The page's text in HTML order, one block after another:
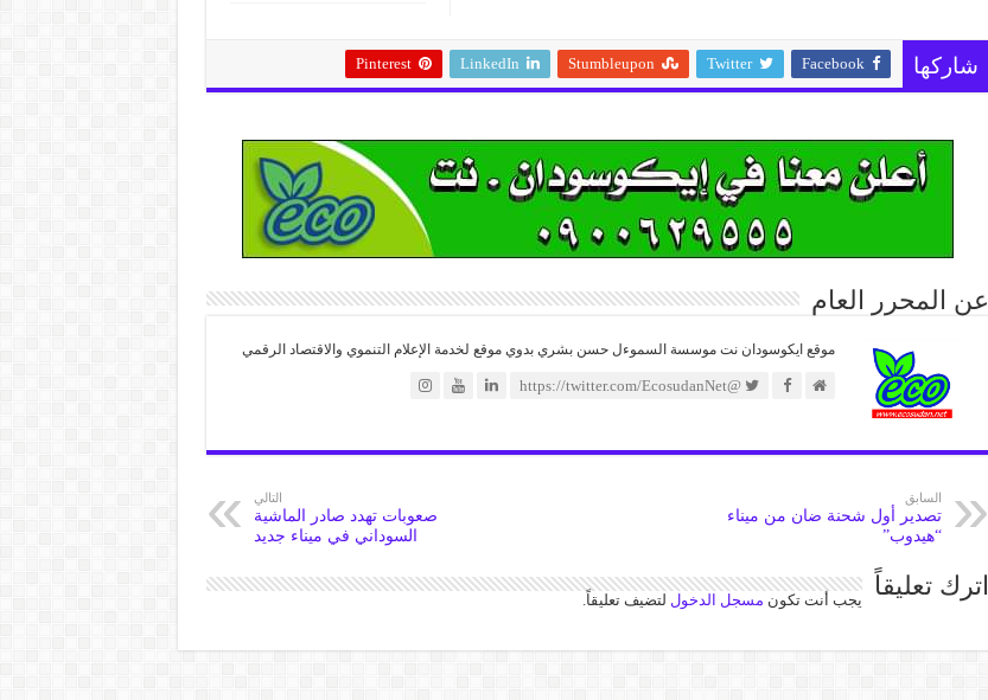
شاركها Facebook
Twitter
Stumbleupon
LinkedIn
Pinterest
عن المحرر العام
موقع ايكوسودان نت موسسة السموءل حسن بشري بدوي موقع لخدمة الإعلام التنموي والاقتصاد الرقمي
@https://twitter.com/EcosudanNet
السابق
تصدير أول شحنة ضان من ميناء
“هيدوب”
التالي
صعوبات تهدد صادر الماشية
السوداني في ميناء جديد
اترك تعليقاً يجب أنت تكون مسجل الدخول لتضيف تعليقاً.